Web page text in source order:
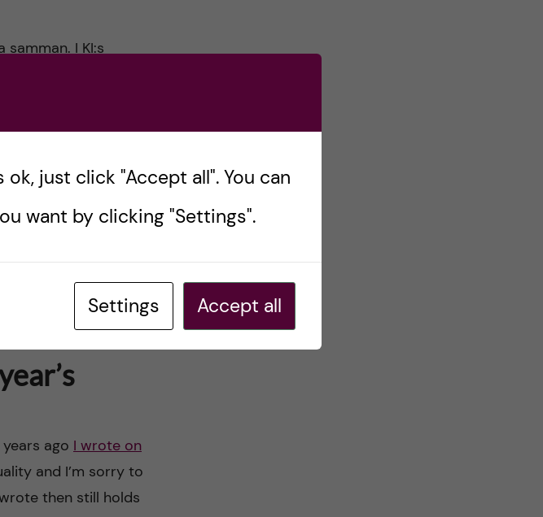
I KI:s
de viktiga
lika villkor och
vi behöver därför
Läs mer om vad KI
ago I wrote on
and I’m sorry to
then still holds
just click "Accept all". You can
want by clicking "Settings".
Settings Accept all